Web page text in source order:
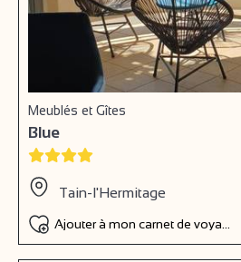
Meublés et Gîtes
Blue
Tain-l'Hermitage
Ajouter à mon carnet de voyage